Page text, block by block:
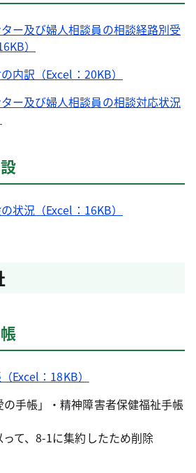
ー及び婦人相談員の相談経路別受
）
内訳（Excel：20KB）
ー及び婦人相談員の相談対応状況
状況（Excel：16KB）
Excel：18KB）
手帳」・精神障害者保健福祉手帳
て、8-1に集約したため削除